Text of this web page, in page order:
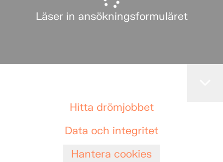
Läser in ansökningsformuläret
Hitta drömjobbet
Data och integritet
Hantera cookies